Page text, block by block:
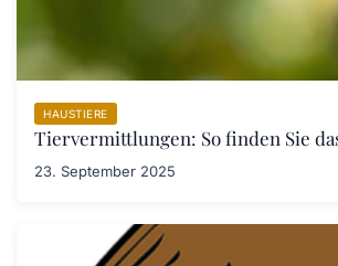
HAUSTIERE
Tiervermittlungen: So finden Sie
23. September 2025